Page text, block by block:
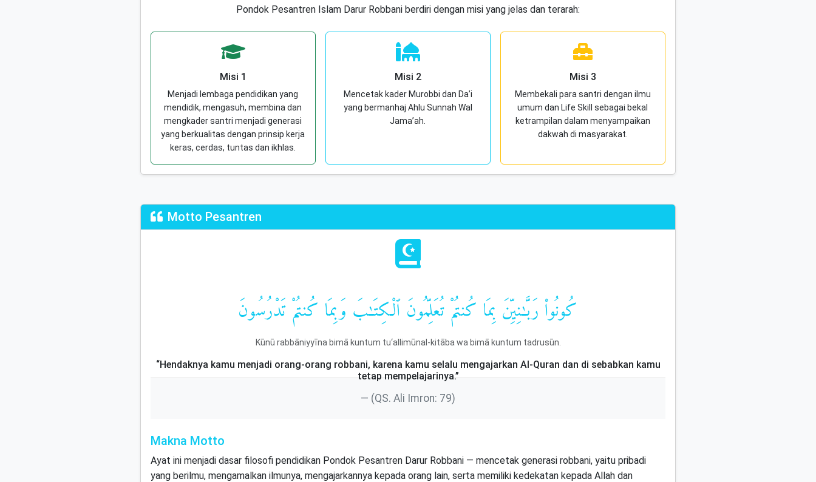
Pondok Pesantren Islam Darur Robbani berdiri dengan misi yang jelas dan terarah:
Misi 1
Menjadi lembaga pendidikan yang
mendidik, mengasuh, membina dan
mengkader santri menjadi generasi
yang berkualitas dengan prinsip kerja
keras, cerdas, tuntas dan ikhlas.
Misi 2
Mencetak kader Murobbi dan Da’i
yang bermanhaj Ahlu Sunnah Wal
Jama’ah.
Misi 3
Membekali para santri dengan ilmu
umum dan Life Skill sebagai bekal
ketrampilan dalam menyampaikan
dakwah di masyarakat.
Motto Pesantren
كُونُوا۟ رَبَّـٰنِيِّنَ بِمَا كُنتُمْ تُعَلِّمُونَ ٱلْكِتَـٰبَ وَبِمَا كُنتُمْ تَدْرُسُونَ
Kūnū rabbāniyyīna bimā kuntum tu‘allimūnal-kitāba wa bimā kuntum tadrusūn.
“Hendaknya kamu menjadi orang-orang robbani, karena kamu selalu mengajarkan Al-Quran dan di sebabkan kamu
tetap mempelajarinya.”
(QS. Ali Imron: 79)
Makna Motto
Ayat ini menjadi dasar filosofi pendidikan Pondok Pesantren Darur Robbani — mencetak generasi robbani, yaitu pribadi
yang berilmu, mengamalkan ilmunya, mengajarkannya kepada orang lain, serta memiliki kedekatan kepada Allah dan